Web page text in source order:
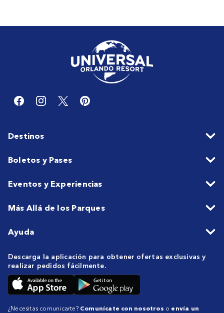
Destinos
Boletos y Pases
Eventos y Experiencias
Más Allá de los Parques
Ayuda
Descarga la aplicación para obtener ofertas exclusivas y
realizar pedidos fácilmente.
¿Necesitas comunicarte? Comunícate con nosotros o envía un